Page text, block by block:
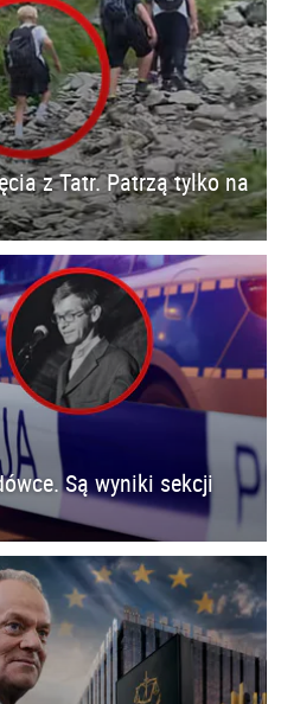
z Tatr. Patrzą tylko na
Są wyniki sekcji